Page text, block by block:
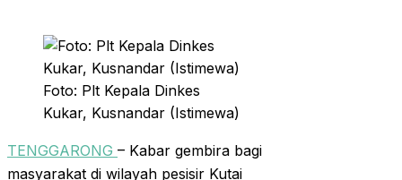
Foto: Plt Kepala Dinkes
Kukar, Kusnandar (Istimewa)
TENGGARONG – Kabar gembira bagi
masyarakat di wilayah pesisir Kutai